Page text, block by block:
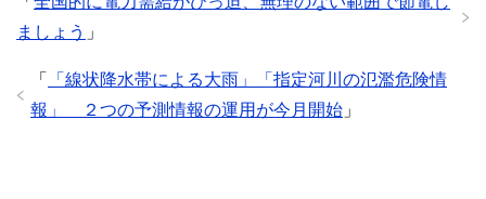
ましょう 」
「
「線状降水帯による大雨」「指定河川の氾濫危険情
報」 ２つの予測情報の運用が今月開始 」